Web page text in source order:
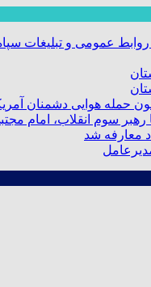
عمومی و تبلیغات
حمله هوایی دشمنان
سوم انقلاب، امام
معارفه شد